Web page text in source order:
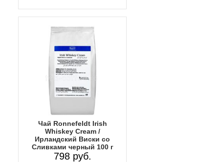
Чай Ronnefeldt Irish
Whiskey Cream /
Ирландский Виски со
Сливками черный 100 г
798 руб.